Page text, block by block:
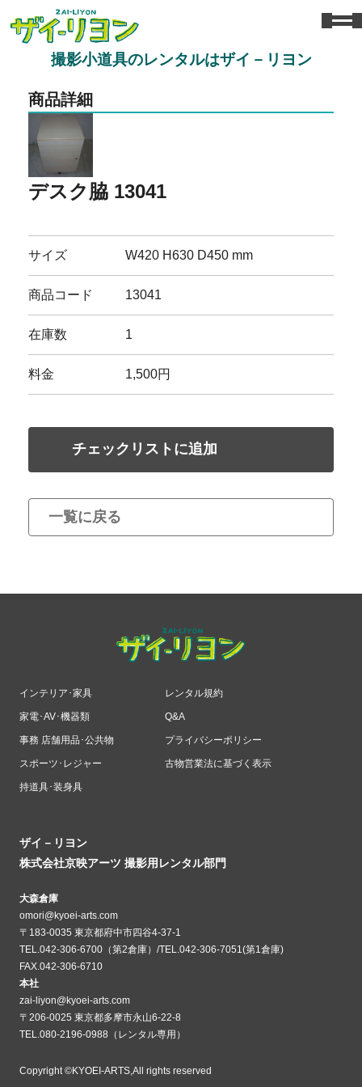
撮影小道具のレンタルはザイ－リヨン
商品詳細
デスク脇 13041
サイズ W420 H630 D450 mm
商品コード 13041
在庫数 1
料金 1,500円
チェックリストに追加
一覧に戻る
インテリア･家具
家電･AV･機器類
事務 店舗用品･公共物
スポーツ･レジャー
持道具･装身具
レンタル規約
Q&A
プライバシーポリシー
古物営業法に基づく表示
ザイ－リヨン
株式会社京映アーツ 撮影用レンタル部門
大森倉庫
omori@kyoei-arts.com
〒183-0035 東京都府中市四谷4-37-1
TEL.042-306-6700（第2倉庫）/TEL.042-306-7051(第1倉庫)
FAX.042-306-6710
本社
zai-liyon@kyoei-arts.com
〒206-0025 東京都多摩市永山6-22-8
TEL.080-2196-0988（レンタル専用）
Copyright ©KYOEI-ARTS,All rights reserved